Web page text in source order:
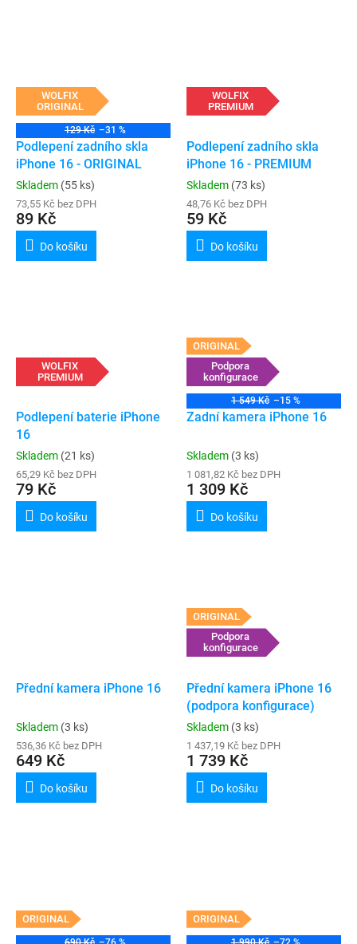
WOLFIX
ORIGINAL
129 Kč –31 %
Podlepení zadního skla
iPhone 16 - ORIGINAL
Skladem (55 ks)
73,55 Kč bez DPH
89 Kč
Do košíku
WOLFIX
PREMIUM
Podlepení zadního skla
iPhone 16 - PREMIUM
Skladem (73 ks)
48,76 Kč bez DPH
59 Kč
Do košíku
WOLFIX
PREMIUM
Podlepení baterie iPhone
16
Skladem (21 ks)
65,29 Kč bez DPH
79 Kč
Do košíku
ORIGINAL
Podpora
konfigurace
1 549 Kč –15 %
Zadní kamera iPhone 16
Skladem (3 ks)
1 081,82 Kč bez DPH
1 309 Kč
Do košíku
Přední kamera iPhone 16
Skladem (3 ks)
536,36 Kč bez DPH
649 Kč
Do košíku
ORIGINAL
Podpora
konfigurace
Přední kamera iPhone 16
(podpora konfigurace)
Skladem (3 ks)
1 437,19 Kč bez DPH
1 739 Kč
Do košíku
ORIGINAL ORIGINAL